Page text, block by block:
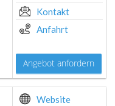
Kontakt
Anfahrt
Angebot anfordern
Website